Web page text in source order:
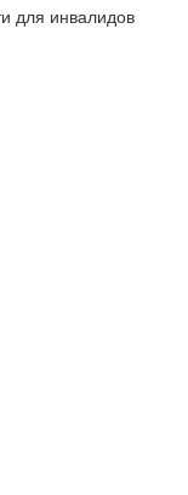
для инвалидов